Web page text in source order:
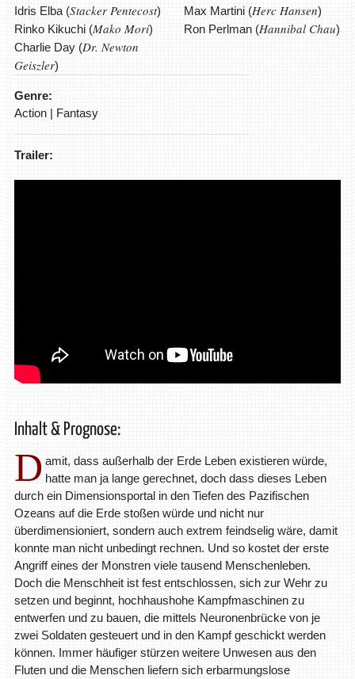
Idris Elba (Stacker Pentecost)
Rinko Kikuchi (Mako Mori)
Charlie Day (Dr. Newton
Geiszler)
Max Martini (Herc Hansen)
Ron Perlman (Hannibal Chau)
Genre:
Action | Fantasy
Trailer:
Inhalt & Prognose:
D amit, dass außerhalb der Erde Leben existieren würde,
hatte man ja lange gerechnet, doch dass dieses Leben
durch ein Dimensionsportal in den Tiefen des Pazifischen
Ozeans auf die Erde stoßen würde und nicht nur
überdimensioniert, sondern auch extrem feindselig wäre, damit
konnte man nicht unbedingt rechnen. Und so kostet der erste
Angriff eines der Monstren viele tausend Menschenleben.
Doch die Menschheit ist fest entschlossen, sich zur Wehr zu
setzen und beginnt, hochhaushohe Kampfmaschinen zu
entwerfen und zu bauen, die mittels Neuronenbrücke von je
zwei Soldaten gesteuert und in den Kampf geschickt werden
können. Immer häufiger stürzen weitere Unwesen aus den
Fluten und die Menschen liefern sich erbarmungslose